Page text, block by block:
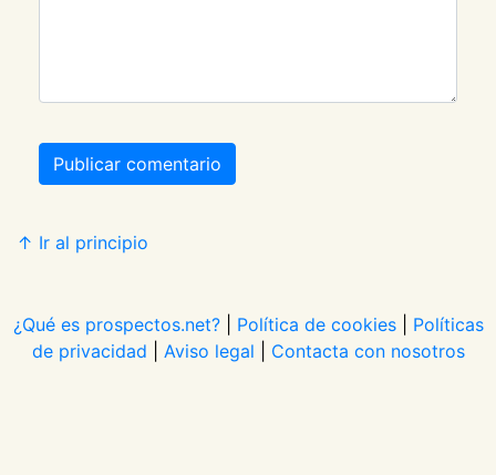
Publicar comentario
↑ Ir al principio
¿Qué es prospectos.net?| Política de cookies| Políticas
de privacidad
Aviso legal Contacta con nosotros